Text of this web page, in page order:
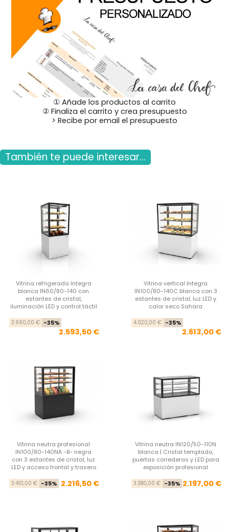
① Añade los productos al carrito
② Finaliza el carrito y crea presupuesto
> Recibe por email el presupuesto
También te puede interesar...
Vitrina refrigerada Integra
blanca IN60/80-140 con
estantes de cristal,
iluminación LED y control táctil
Precio base
3.990,00 € -35%
2.593,50 €
Vitrina vertical Integra
IN100/80-140C blanca con 3
estantes de cristal, luz LED y
calor seco Sahara
4.020,00 € -35%
2.613,00 €
Vitrina neutra profesional
IN100/80-140NA -B- negra
con 3 estantes de cristal, luz
LED y acceso frontal y trasero
Precio base
3.410,00 € -35% Precio
2.216,50 €
Vitrina neutra IN120/50-110N
blanca | Cristal templado,
puertas correderas y LED para
exposición profesional
3.380,00 € -35% 2.197,00 €